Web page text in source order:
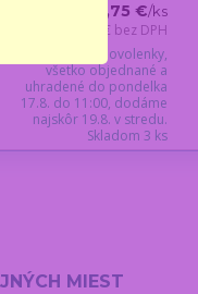
27,75 €/ks
22,56 € bez DPH
Z dôvodu dovolenky,
všetko objednané a
uhradené do pondelka
17.8. do 11:00, dodáme
najskôr 19.8. v stredu.
Skladom 3 ks
MIEST